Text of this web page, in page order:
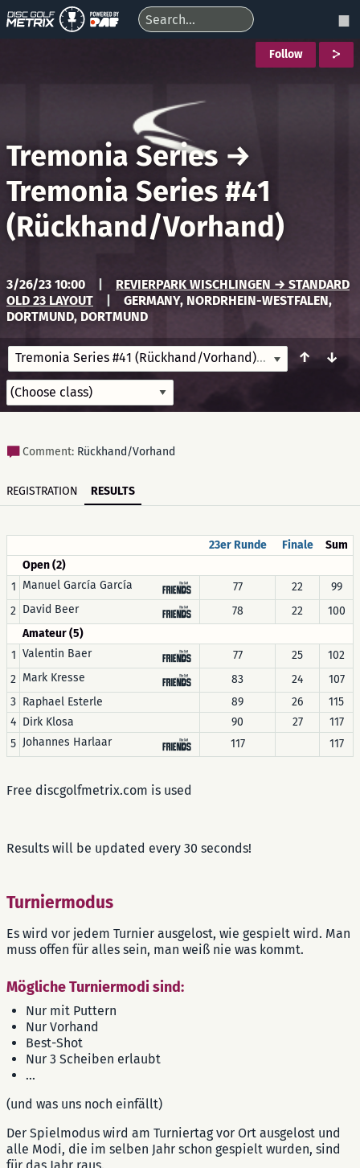
Follow
Tremonia Series →
Tremonia Series #41
(Rückhand/Vorhand)
3/26/23 10:00
REVIERPARK WISCHLINGEN → STANDARD
OLD 23 LAYOUT
GERMANY, NORDRHEIN-WESTFALEN,
DORTMUND, DORTMUND
Tremonia Series #41 (Rückhand/Vorhand)
3/26/23 10:00
↑ ↓
Comment: Rückhand/Vorhand
REGISTRATION RESULTS
23er Runde Finale
Sum
Open (2)
1 Manuel García García 77 22
99
2 David Beer 78 22
100
Amateur (5)
1 Valentin Baer 77 25
102
2 Mark Kresse 83 24
107
3 Raphael Esterle 89 26
115
4 Dirk Klosa 90 27
117
5 Johannes Harlaar 117 117
Free discgolfmetrix.com is used
Results will be updated every 30 seconds!
Turniermodus
Es wird vor jedem Turnier ausgelost, wie gespielt wird. Man
muss offen für alles sein, man weiß nie was kommt.
Mögliche Turniermodi sind:
Nur mit Puttern
Nur Vorhand
Best-Shot
Nur 3 Scheiben erlaubt
...
(und was uns noch einfällt)
Der Spielmodus wird am Turniertag vor Ort ausgelost und
alle Modi, die im selben Jahr schon gespielt wurden, sind